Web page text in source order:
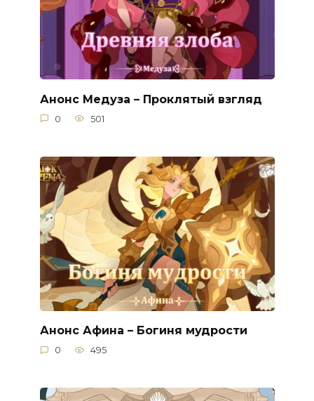
Анонс Медуза – Проклятый взгляд
0 501
Анонс Афина – Богиня мудрости
0 495